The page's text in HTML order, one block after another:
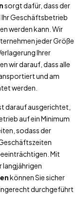
sorgt dafür, dass der
Geschäftsbetrieb
werden kann. Wir
jeder Größe
Ihrer
wir darauf, dass alle
und am
werden.
darauf ausgerichtet,
auf ein Minimum
sodass der
Mit
langjährigen
können Sie sicher
durchgeführt